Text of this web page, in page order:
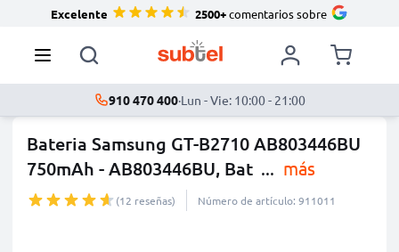
Excelente 2500+comentarios sobre
910 470 400·Lun - Vie: 10:00 - 21:00
Bateria Samsung GT-B2710 AB803446BU
750mAh - AB803446BU, Bat ... más
(12 reseñas) Número de artículo: 911011